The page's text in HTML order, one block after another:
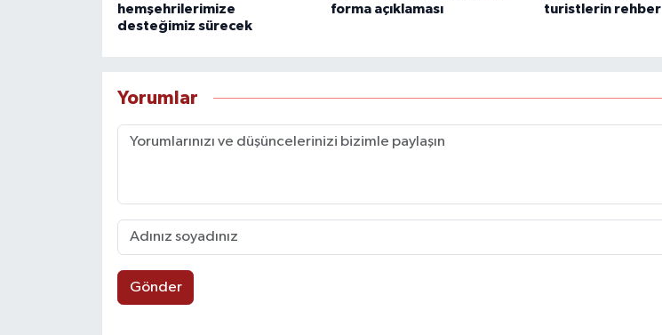
hemşehrilerimize
desteğimiz sürecek
forma açıklaması
turistlerin
Yorumlar
Gönder